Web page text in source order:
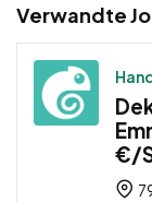
Verwandte
€/